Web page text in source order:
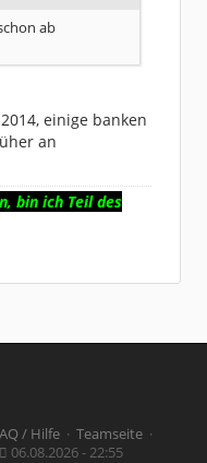
ab
einige banken
an
bin ich Teil des
/ Hilfe· Teamseite·
06.08.2026 - 22:55